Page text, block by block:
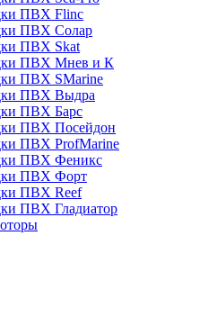
ПВХ Flinc
ПВХ Солар
ПВХ Skat
ПВХ Мнев и К
ПВХ SMarine
ПВХ Выдра
ПВХ Барс
ПВХ Посейдон
ПВХ ProfMarine
ПВХ Феникс
ПВХ Форт
ПВХ Reef
ПВХ Гладиатор